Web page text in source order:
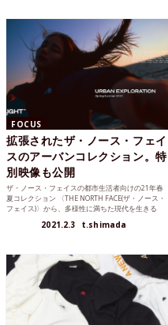
FOCUS
拡張されたザ・ノース・フェイ
スのアーバンコレクション。特
別映像も公開
ザ・ノース・フェイスの都市生活者向けの21年春
夏コレクション 〈THE NORTH FACE(ザ・ノース・
フェイス)〉から、多様性に満ちた現代を生きる
2021.2.3 t.shimada